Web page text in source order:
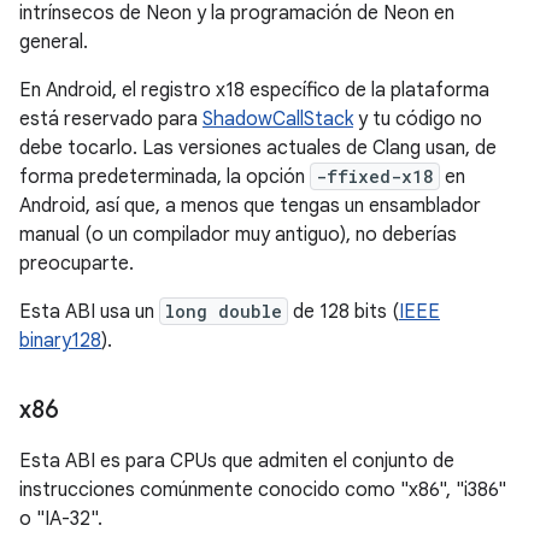
intrínsecos de Neon y la programación de Neon en
general.
En Android, el registro x18 específico de la plataforma
está reservado para ShadowCallStacky tu código no
debe tocarlo. Las versiones actuales de Clang usan, de
forma predeterminada, la opción
-ffixed-x18 en
Android, así que, a menos que tengas un ensamblador
manual (o un compilador muy antiguo), no deberías
preocuparte.
Esta ABI usa un long double de 128 bits (IEEE
binary128).
x86
Esta ABI es para CPUs que admiten el conjunto de
instrucciones comúnmente conocido como "x86", "i386"
o "IA-32".